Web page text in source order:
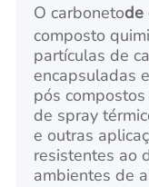
O carbonetode
composto
partículas de
encapsuladas
pós
de spray
e outras
resistentes ao
ambientes de